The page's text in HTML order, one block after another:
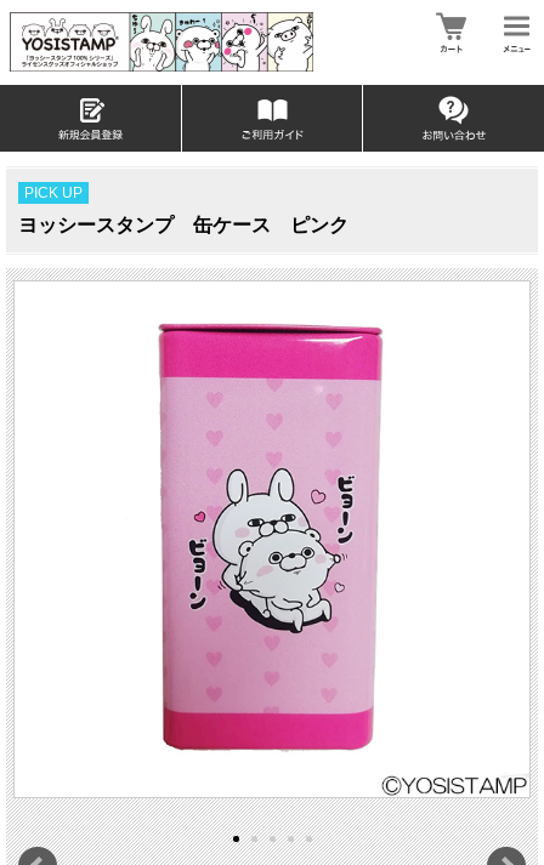
PICK UP
ヨッシースタンプ 缶ケース ピンク